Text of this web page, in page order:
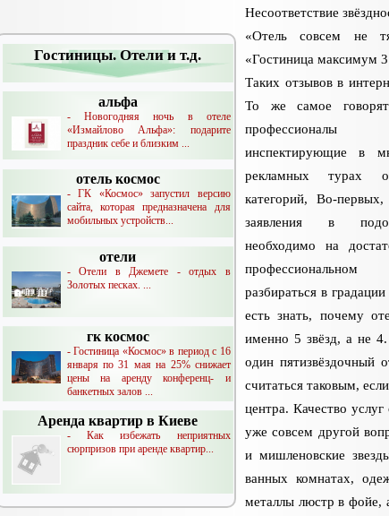
Гостиницы. Отели и т.д.
альфа
- Новогодняя ночь в отеле
«Измайлово Альфа»: подарите
праздник себе и близким ...
отель космос
- ГК «Космос» запустил версию
сайта, которая предназначена для
мобильных устройств...
отели
- Отели в Джемете - отдых в
Золотых песках. ...
гк космос
- Гостиница «Космос» в период с 16
января по 31 мая на 25% снижает
цены на аренду конференц- и
банкетных залов ...
Аренда квартир в Киеве
- Как избежать неприятных
сюрпризов при аренде квартир...
Несоответствие
«Отель совсем не
«Гостиница максимум 3
Таких отзывов в
То же самое
профессионалы
инспектирующие в
рекламных турах
категорий, Во-
заявления в
необходимо на
разбираться в
есть знать, почему
именно 5 звёзд, а не
один пятизвёздочный
считаться таковым,
центра. Качество услуг
уже совсем другой
и мишленовские
ванных комнатах,
металлы люстр в фойе,